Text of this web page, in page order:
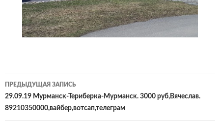
Навигация
по
записям
ПРЕДЫДУЩАЯ ЗАПИСЬ
29.09.19 Мурманск-Териберка-Мурманск. 3000 руб,Вячеслав.
89210350000,вайбер,вотсап,телеграм